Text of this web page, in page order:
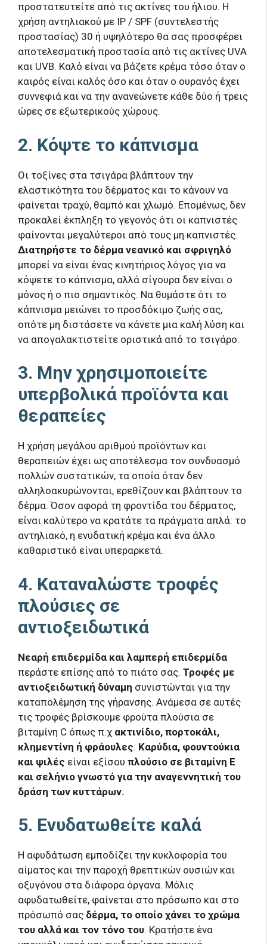
προστατευτείτε από τις ακτίνες του ήλιου. Η
χρήση αντηλιακού με IP / SPF (συντελεστής
προστασίας) 30 ή υψηλότερο θα σας προσφέρει
αποτελεσματική προστασία από τις ακτίνες UVA
και UVB. Καλό είναι να βάζετε κρέμα τόσο όταν ο
καιρός είναι καλός όσο και όταν ο ουρανός έχει
συννεφιά και να την ανανεώνετε κάθε δύο ή τρεις
ώρες σε εξωτερικούς χώρους.
2. Κόψτε το κάπνισμα
Οι τοξίνες στα τσιγάρα βλάπτουν την
ελαστικότητα του δέρματος και το κάνουν να
φαίνεται τραχύ, θαμπό και χλωμό. Επομένως, δεν
προκαλεί έκπληξη το γεγονός ότι οι καπνιστές
φαίνονται μεγαλύτεροι από τους μη καπνιστές.
Διατηρήστε το δέρμα νεανικό και σφριγηλό
μπορεί να είναι ένας κινητήριος λόγος για να
κόψετε το κάπνισμα, αλλά σίγουρα δεν είναι ο
μόνος ή ο πιο σημαντικός. Να θυμάστε ότι το
κάπνισμα μειώνει το προσδόκιμο ζωής σας,
οπότε μη διστάσετε να κάνετε μια καλή λύση και
να απογαλακτιστείτε οριστικά από το τσιγάρο.
3. Μην χρησιμοποιείτε
υπερβολικά προϊόντα και
θεραπείες
Η χρήση μεγάλου αριθμού προϊόντων και
θεραπειών έχει ως αποτέλεσμα τον συνδυασμό
πολλών συστατικών, τα οποία όταν δεν
αλληλοακυρώνονται, ερεθίζουν και βλάπτουν το
δέρμα. Όσον αφορά τη φροντίδα του δέρματος,
είναι καλύτερο να κρατάτε τα πράγματα απλά: το
αντηλιακό, η ενυδατική κρέμα και ένα άλλο
καθαριστικό είναι υπεραρκετά.
4. Καταναλώστε τροφές
πλούσιες σε
αντιοξειδωτικά
Νεαρή επιδερμίδα και λαμπερή επιδερμίδα
περάστε επίσης από το πιάτο σας. Τροφές με
αντιοξειδωτική δύναμη συνιστώνται για την
καταπολέμηση της γήρανσης. Ανάμεσα σε αυτές
τις τροφές βρίσκουμε φρούτα πλούσια σε
βιταμίνη C όπως π.χ ακτινίδιο, πορτοκάλι,
κλημεντίνη ή φράουλες. Καρύδια, φουντούκια
και ψιλές είναι εξίσου πλούσιο σε βιταμίνη Ε
και σελήνιο γνωστό για την αναγεννητική του
δράση των κυττάρων.
5. Ενυδατωθείτε καλά
Η αφυδάτωση εμποδίζει την κυκλοφορία του
αίματος και την παροχή θρεπτικών ουσιών και
οξυγόνου στα διάφορα όργανα. Μόλις
αφυδατωθείτε, φαίνεται στο πρόσωπο και στο
πρόσωπό σας δέρμα, το οποίο χάνει το χρώμα
του αλλά και τον τόνο του. Κρατήστε ένα